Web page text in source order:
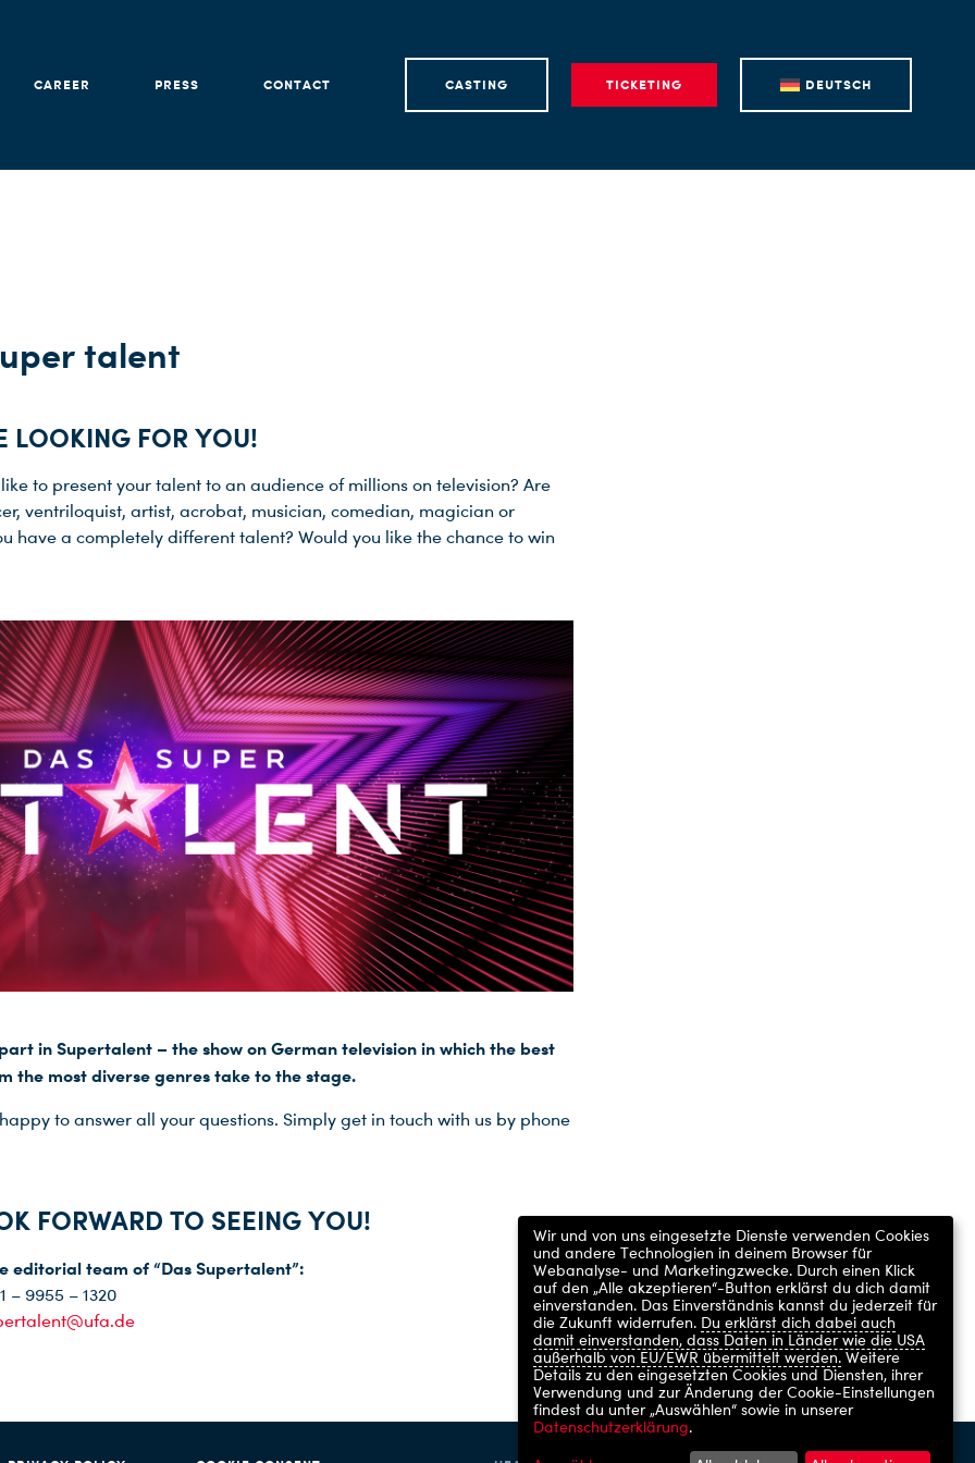
CAREER PRESS CONTACT CASTING TICKETING DEUTSCH
talent
LOOKING FOR YOU!
to present your talent to an audience of millions on television? Are
ventriloquist, artist, acrobat, musician, comedian, magician or
have a completely different talent? Would you like the chance to win
in Supertalent – the show on German television in which the best
the most diverse genres take to the stage.
to answer all your questions. Simply get in touch with us by phone
FORWARD TO SEEING YOU!
editorial team of “Das Supertalent”:
– 9955 – 1320
Wir und von uns eingesetzte Dienste verwenden Cookies
und andere Technologien in deinem Browser für
Webanalyse- und Marketingzwecke. Durch einen Klick
auf den „Alle akzeptieren“-Button erklärst du dich damit
einverstanden. Das Einverständnis kannst du jederzeit für
die Zukunft widerrufen. Du erklärst dich dabei auch
damit einverstanden, dass Daten in Länder wie die USA
außerhalb von EU/EWR übermittelt werden. Weitere
Details zu den eingesetzten Cookies und Diensten, ihrer
Verwendung und zur Änderung der Cookie-Einstellungen
findest du unter „Auswählen“ sowie in unserer
Datenschutzerklärung.